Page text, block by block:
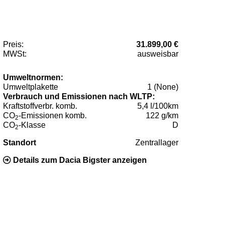
Preis:
31.899,00 €
MWSt:
ausweisbar
Umweltnormen:
Umweltplakette
1 (None)
Verbrauch und Emissionen nach WLTP:
Kraftstoffverbr. komb.
5,4 l/100km
CO2-Emissionen komb.
122 g/km
CO2-Klasse D
Standort Zentrallager
Details zum Dacia Bigster anzeigen